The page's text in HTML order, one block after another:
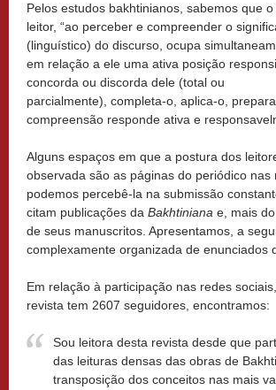
Pelos estudos bakhtinianos, sabemos que o
leitor, “ao perceber e compreender o
(linguístico) do discurso, ocupa
em relação a ele uma ativa posição
concorda ou discorda dele (total ou
parcialmente), completa-o, aplica-o,
compreensão responde ativa e
Alguns espaços em que a postura dos
observada são as páginas do periódico
podemos percebê-la na submissão
citam publicações da Bakhtiniana e, mais
de seus manuscritos. Apresentamos, a
complexamente organizada de enunciados
Em relação à participação nas redes
revista tem 2607 seguidores, encontramos:
Sou leitora desta revista desde que
das leituras densas das obras de
transposição dos conceitos nas mais